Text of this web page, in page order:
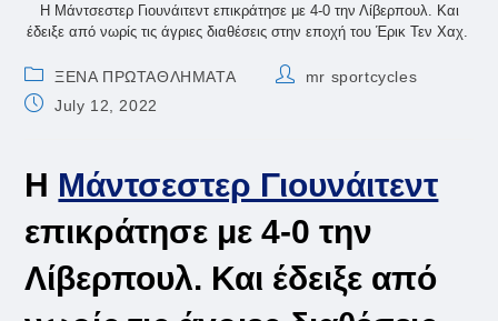
Η Μάντσεστερ Γιουνάιτεντ επικράτησε με 4-0 την Λίβερπουλ. Και
έδειξε από νωρίς τις άγριες διαθέσεις στην εποχή του Έρικ Τεν Χαχ.
Post
category:
ΞΕΝΑ ΠΡΩΤΑΘΛΗΜΑΤΑ
Postmr sportcycles
PostJuly 12, 2022
Η Μάντσεστερ Γιουνάιτεντ
επικράτησε με 4-0 την
Λίβερπουλ. Και έδειξε από